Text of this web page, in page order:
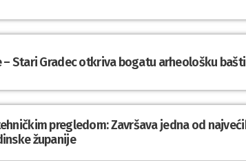
– Stari Gradec otkriva bogatu arheološku
pregledom: Završava jedna od
županije